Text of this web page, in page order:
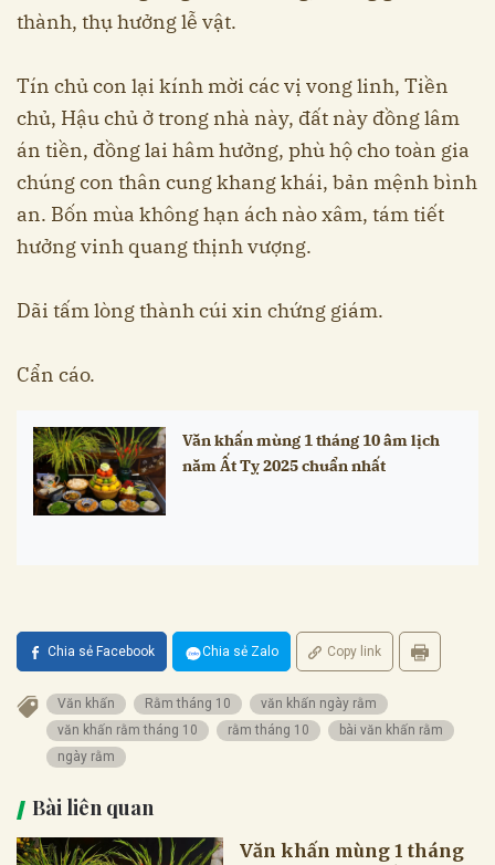
thành, thụ hưởng lễ vật.
Tín chủ con lại kính mời các vị vong linh, Tiền
chủ, Hậu chủ ở trong nhà này, đất này đồng lâm
án tiền, đồng lai hâm hưởng, phù hộ cho toàn gia
chúng con thân cung khang khái, bản mệnh bình
an. Bốn mùa không hạn ách nào xâm, tám tiết
hưởng vinh quang thịnh vượng.
Dãi tấm lòng thành cúi xin chứng giám.
Cẩn cáo.
Văn khấn mùng 1 tháng 10 âm lịch
năm Ất Tỵ 2025 chuẩn nhất
Chia sẻ Facebook Chia sẻ Zalo Copy link
Văn khấn Rằm tháng 10
văn khấn ngày rằm
văn khấn rằm tháng 10
rằm tháng 10
bài văn khấn rằm
ngày rằm
Bài liên quan
Văn khấn mùng 1 tháng